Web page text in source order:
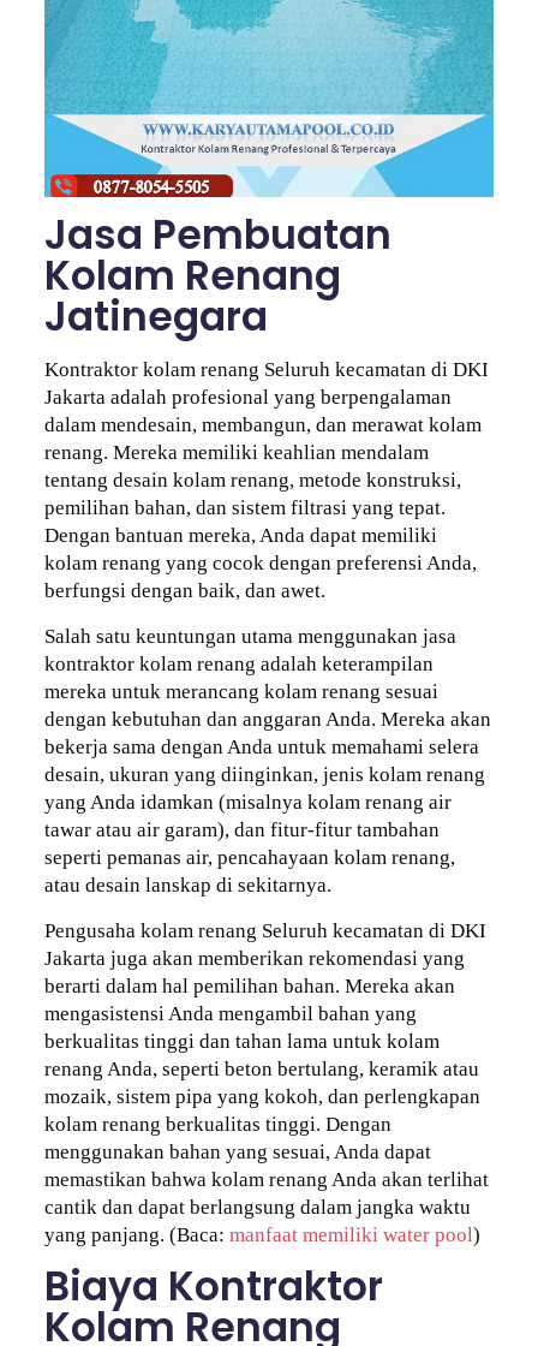
Jasa Pembuatan
Kolam Renang
Jatinegara
Kontraktor kolam renang Seluruh kecamatan di DKI
Jakarta adalah profesional yang berpengalaman
dalam mendesain, membangun, dan merawat kolam
renang. Mereka memiliki keahlian mendalam
tentang desain kolam renang, metode konstruksi,
pemilihan bahan, dan sistem filtrasi yang tepat.
Dengan bantuan mereka, Anda dapat memiliki
kolam renang yang cocok dengan preferensi Anda,
berfungsi dengan baik, dan awet.
Salah satu keuntungan utama menggunakan jasa
kontraktor kolam renang adalah keterampilan
mereka untuk merancang kolam renang sesuai
dengan kebutuhan dan anggaran Anda. Mereka akan
bekerja sama dengan Anda untuk memahami selera
desain, ukuran yang diinginkan, jenis kolam renang
yang Anda idamkan (misalnya kolam renang air
tawar atau air garam), dan fitur-fitur tambahan
seperti pemanas air, pencahayaan kolam renang,
atau desain lanskap di sekitarnya.
Pengusaha kolam renang Seluruh kecamatan di DKI
Jakarta juga akan memberikan rekomendasi yang
berarti dalam hal pemilihan bahan. Mereka akan
mengasistensi Anda mengambil bahan yang
berkualitas tinggi dan tahan lama untuk kolam
renang Anda, seperti beton bertulang, keramik atau
mozaik, sistem pipa yang kokoh, dan perlengkapan
kolam renang berkualitas tinggi. Dengan
menggunakan bahan yang sesuai, Anda dapat
memastikan bahwa kolam renang Anda akan terlihat
cantik dan dapat berlangsung dalam jangka waktu
yang panjang. (Baca: manfaat memiliki water pool)
Biaya Kontraktor
Kolam Renang